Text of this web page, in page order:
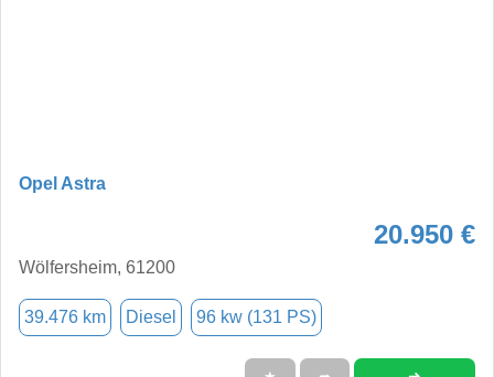
Opel Astra
20.950 €
Wölfersheim, 61200
39.476 km Diesel 96 kw (131 PS)